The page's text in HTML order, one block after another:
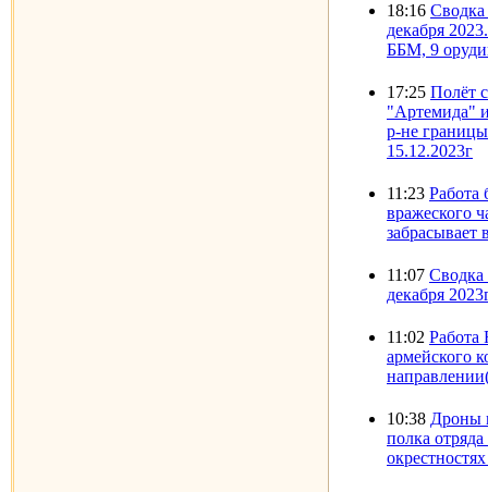
18:16
декабря
ББМ, 9
17:25 Полёт
"Артемида"
р-не
15.12.2023г
11:23 Работа
вражеского
забрасывает
11:07 Сводка
декабря
11:02 Работа
армейского
10:38 Дроны
полка